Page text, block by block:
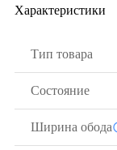
Характеристики
Тип товара
Состояние
Ширина обода